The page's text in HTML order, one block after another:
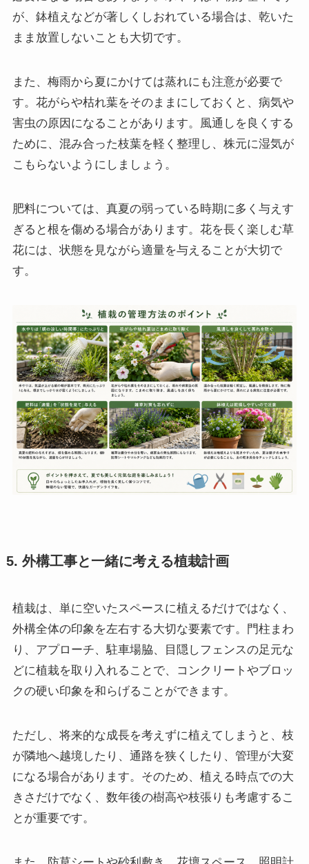
が、鉢植えなどが著しくしおれている場合は、乾いた
まま放置しないことも大切です。
また、梅雨から夏にかけては蒸れにも注意が必要で
す。花がらや枯れ葉をそのままにしておくと、病気や
害虫の原因になることがあります。風通しを良くする
ために、混み合った枝葉を軽く整理し、株元に湿気が
こもらないようにしましょう。
肥料については、真夏の弱っている時期に多く与えす
ぎると根を傷める場合があります。花を長く楽しむ草
花には、状態を見ながら適量を与えることが大切で
す。
5. 外構工事と一緒に考える植栽計画
植栽は、単に空いたスペースに植えるだけではなく、
外構全体の印象を左右する大切な要素です。門柱まわ
り、アプローチ、駐車場脇、目隠しフェンスの足元な
どに植栽を取り入れることで、コンクリートやブロッ
クの硬い印象を和らげることができます。
ただし、将来的な成長を考えずに植えてしまうと、枝
が隣地へ越境したり、通路を狭くしたり、管理が大変
になる場合があります。そのため、植える時点での大
きさだけでなく、数年後の樹高や枝張りも考慮するこ
とが重要です。